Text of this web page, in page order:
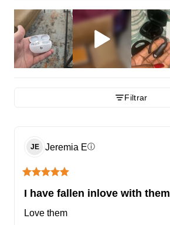
Filtrar
JE Jeremia Eⓘ
I have fallen inlove with them
Love them